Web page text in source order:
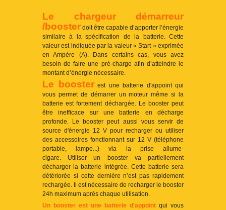
Le chargeur démarreur
/booster doit être capable d’apporter l’énergie
similaire à la spécification de la batterie. Cette
valeur est indiquée par la valeur « Start » exprimée
en Ampère (A). Dans certains cas, vous avez
besoin de faire une pré-charge afin d’atteindre le
montant d’énergie nécessaire.
Le booster est une batterie d'appoint qui
vous permet de démarrer un moteur même si la
batterie est fortement déchargée. Le booster peut
être inefficace sur une batterie en décharge
profonde. Le booster peut aussi vous servir de
source d'énergie 12 V pour recharger ou utiliser
des accessoires fonctionnant sur 12 V (téléphone
portable, lampe...) via la prise allume-
cigare. Utiliser un booster va partiellement
décharger la batterie intégrée. Cette batterie sera
détériorée si cette dernière n’est pas rapidement
rechargée. Il est nécessaire de recharger le booster
24h maximum après chaque utilisation.
Un booster est une batterie d'appoint qui vous